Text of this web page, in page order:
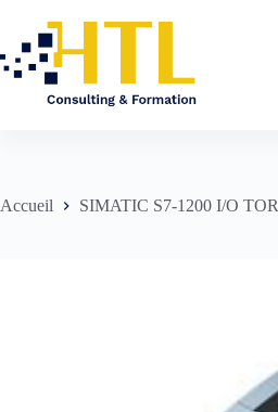
Accueil SIMATIC S7-1200 I/O TOR